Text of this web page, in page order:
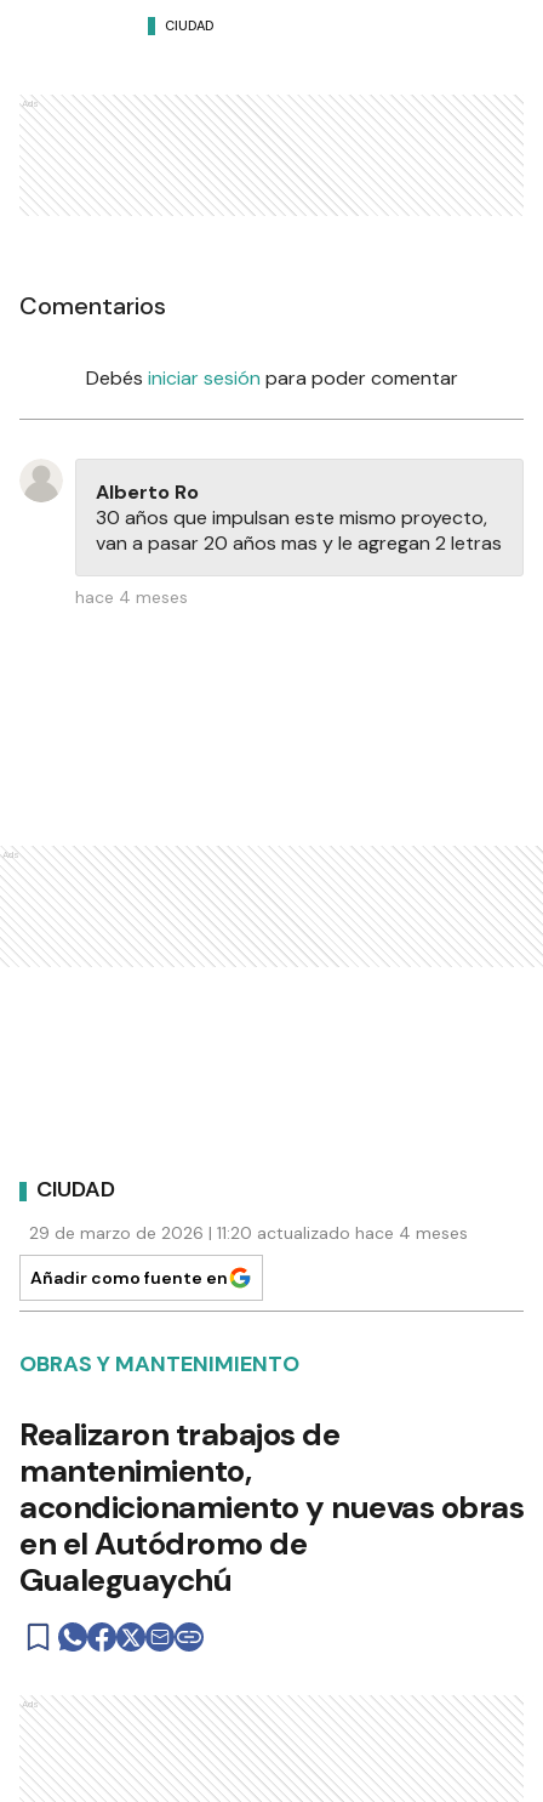
CIUDAD
Ads
Comentarios
Debés iniciar sesión para poder comentar
Alberto Ro
30 años que impulsan este mismo proyecto,
van a pasar 20 años mas y le agregan 2 letras
hace 4 meses
Ads
CIUDAD
29 de marzo de 2026 | 11:20 actualizado hace 4 meses
Añadir como fuente en
OBRAS Y MANTENIMIENTO
Realizaron trabajos de
mantenimiento,
acondicionamiento y nuevas obras
en el Autódromo de
Gualeguaychú
Ads